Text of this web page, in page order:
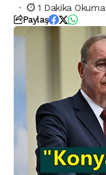
1 Dakika Okuma
Paylaş